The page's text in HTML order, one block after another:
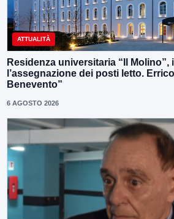
ATTUALITÀ
Residenza universitaria “Il
l’assegnazione dei posti letto.
Benevento”
6 AGOSTO 2026